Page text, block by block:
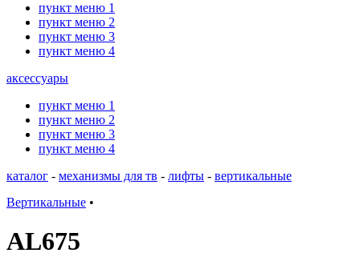
пункт меню 1
пункт меню 2
пункт меню 3
пункт меню 4
аксессуары
пункт меню 1
пункт меню 2
пункт меню 3
пункт меню 4
каталог - механизмы для тв - лифты - вертикальные
Вертикальные •
AL675